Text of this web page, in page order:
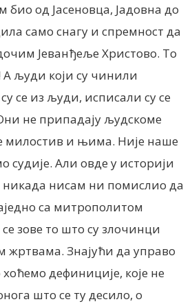
био од Јасеновца, Јадовна до
само снагу и спремност да
Јеванђеље Христово. То
људи који су чинили
се из људи, исписали су се
не припадају људскоме
милостив и њима. Није наше
судије. Али овде у историји
никада нисам ни помислио да
са митрополитом
зове то што су злочинци
Знајући да управо
дефиниције, које не
што се ту десило, о